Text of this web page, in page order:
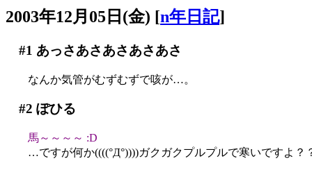
2003年12月05日(金) [n年日記]
#1 あっさあさあさあさあさ
なんか気管がむずむずで咳が…。
#2 ぽひる
馬～～～～ :D
…ですが何か((((°Д°))))ガクガクプルプルで寒いですよ？